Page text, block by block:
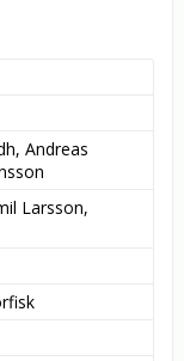
Andreas
Larsson,